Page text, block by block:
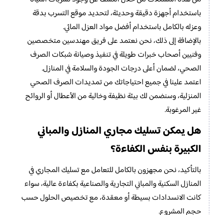
باستخدام أجهزة دقيقة وحديثة، لتحديد موقع التسرب بدقة
وعزله بالكامل باستخدام أفضل مواد العزل المائي.
بالإضافة إلى ذلك، نحن نعتمد على فريق مهندسين متخصصين
وفنيين أصحاب خبرات طويلة في تنفيذ وصيانة شبكات الصرف
الصحي، لضمان أعلى درجات الجودة والسلامة في المنازل.
اعتمد علينا في جميع احتياجاتك من تمديدات الصرف الصحي
المنزلية، وسنضمن لك بيئة نظيفة وخالية من الأعطال أو الروائح
غير المرغوبة.
هل يمكن تسليك مجاري المنازل والمباني
الكبيرة بنفس الكفاءة؟
بالتأكيد، نحن مجهزون بالكامل للتعامل مع تسليك المجاري في
المنازل السكنية والمباني التجارية والصناعية بكفاءة عالية، سواء
كانت الانسدادات بسيطة أو معقدة، مع تخصيص الحلول حسب
حجم المشروع.